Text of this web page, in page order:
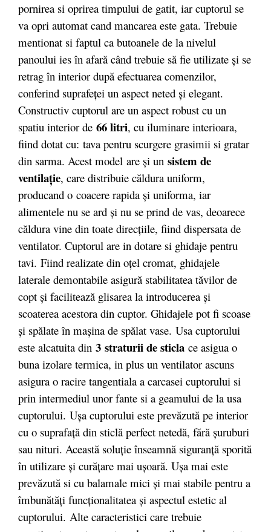
pornirea si oprirea timpului de gatit, iar cuptorul se
va opri automat cand mancarea este gata. Trebuie
mentionat si faptul ca butoanele de la nivelul
panoului ies în afară când trebuie să fie utilizate şi se
retrag în interior după efectuarea comenzilor,
conferind suprafeţei un aspect neted şi elegant.
Constructiv cuptorul are un aspect robust cu un
spatiu interior de 66 litri, cu iluminare interioara,
fiind dotat cu: tava pentru scurgere grasimii si gratar
din sarma. Acest model are şi un sistem de
ventilaţie, care distribuie căldura uniform,
producand o coacere rapida şi uniforma, iar
alimentele nu se ard şi nu se prind de vas, deoarece
căldura vine din toate direcţiile, fiind dispersata de
ventilator. Cuptorul are in dotare si ghidaje pentru
tavi. Fiind realizate din oţel cromat, ghidajele
laterale demontabile asigură stabilitatea tăvilor de
copt şi facilitează glisarea la introducerea şi
scoaterea acestora din cuptor. Ghidajele pot fi scoase
şi spălate în maşina de spălat vase. Usa cuptorului
este alcatuita din 3 straturii de sticla ce asigua o
buna izolare termica, in plus un ventilator ascuns
asigura o racire tangentiala a carcasei cuptorului si
prin intermediul unor fante si a geamului de la usa
cuptorului. Uşa cuptorului este prevăzută pe interior
cu o suprafaţă din sticlă perfect netedă, fără şuruburi
sau nituri. Această soluţie înseamnă siguranţă sporită
în utilizare şi curăţare mai uşoară. Uşa mai este
prevăzută si cu balamale mici şi mai stabile pentru a
îmbunătăţi funcţionalitatea şi aspectul estetic al
cuptorului. Alte caracteristici care trebuie